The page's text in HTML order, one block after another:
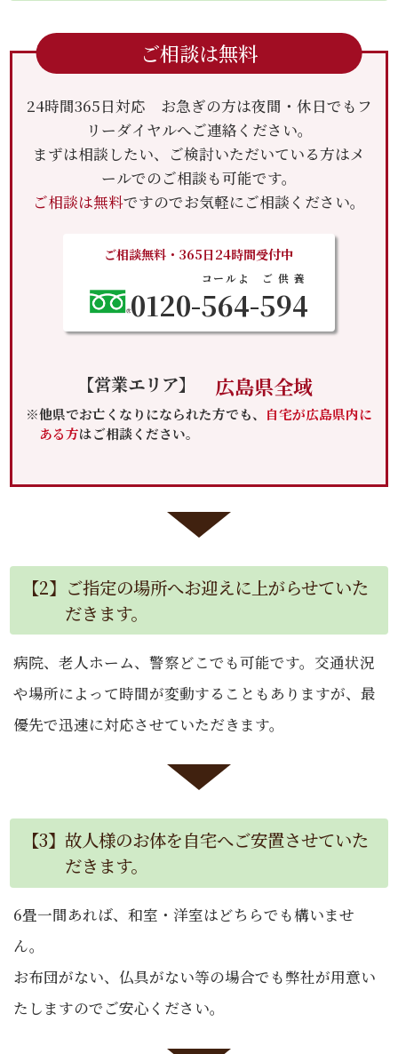
ご相談は無料
24時間365日対応 お急ぎの方は夜間・休日でもフ
リーダイヤルへご連絡ください。
まずは相談したい、ご検討いただいている方はメ
ールでのご相談も可能です。
ご相談は無料ですのでお気軽にご相談ください。
ご相談無料・365日24時間受付中
0120-564
コールよ
-594
ご供養
【営業エリア】 広島県全域
※他県でお亡くなりになられた方でも、 自宅が広島県内に
ある方はご相談ください。
【2】ご指定の場所へお迎えに上がらせていた
だきます。
病院、老人ホーム、警察どこでも可能です。交通状況
や場所によって時間が変動することもありますが、最
優先で迅速に対応させていただきます。
【3】故人様のお体を自宅へご安置させていた
だきます。
6畳一間あれば、和室・洋室はどちらでも構いませ
ん。
お布団がない、仏具がない等の場合でも弊社が用意い
たしますのでご安心ください。